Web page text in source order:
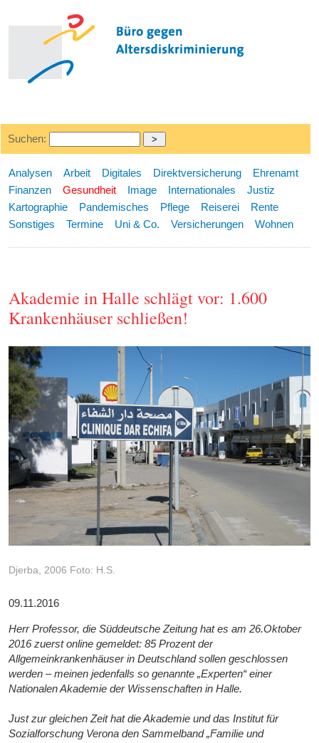
Suchen:
Analysen Arbeit Digitales Direktversicherung
Ehrenamt
Finanzen
Gesundheit Image Internationales
Justiz
Kartographie
Pandemisches Pflege Reiserei
Rente
Sonstiges
Termine Uni & Co. Versicherungen Wohnen
Akademie in Halle schlägt vor: 1.600
Krankenhäuser schließen!
Djerba, 2006 Foto: H.S.
09.11.2016
Herr Professor, die Süddeutsche Zeitung hat es am 26.Oktober
2016 zuerst online gemeldet: 85 Prozent der
Allgemeinkrankenhäuser in Deutschland sollen geschlossen
werden – meinen jedenfalls so genannte „Experten“ einer
Nationalen Akademie der Wissenschaften in Halle.
Just zur gleichen Zeit hat die Akademie und das Institut für
Sozialforschung Verona den Sammelband „Familie und